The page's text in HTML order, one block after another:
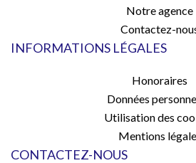
Notre agence
Contactez-
INFORMATIONS LÉGALES
Honoraires
Données
Utilisation des
Mentions
CONTACTEZ-NOUS